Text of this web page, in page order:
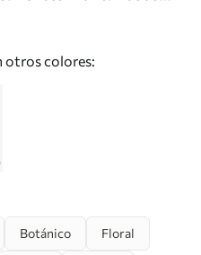
otros colores:
Botánico Floral